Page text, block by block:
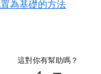
為基礎的方法
這對你有幫助嗎？